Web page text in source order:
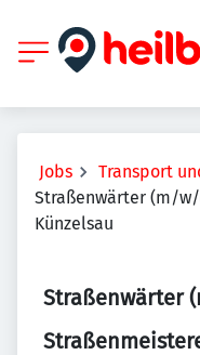
Jobs
Transport
Straßenwärter (m/
Künzelsau
Straßenwärter